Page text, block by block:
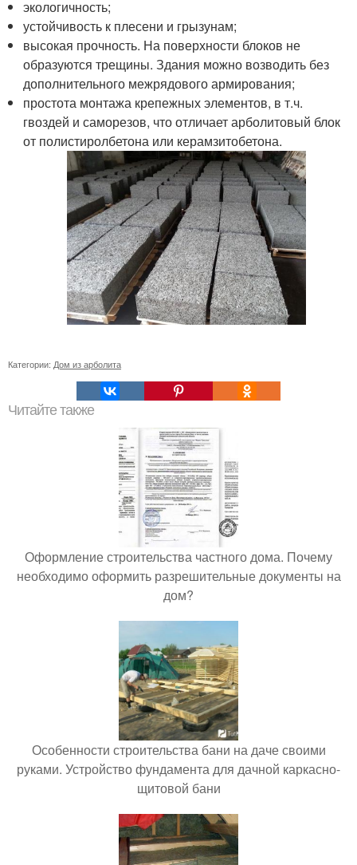
экологичность;
устойчивость к плесени и грызунам;
высокая прочность. На поверхности блоков не
образуются трещины. Здания можно возводить без
дополнительного межрядового армирования;
простота монтажа крепежных элементов, в т.ч.
гвоздей и саморезов, что отличает арболитовый блок
от полистиролбетона или керамзитобетона.
Категории: Дом из арболита
Читайте также
Оформление строительства частного дома. Почему
необходимо оформить разрешительные документы на
дом?
Особенности строительства бани на даче своими
руками. Устройство фундамента для дачной каркасно-
щитовой бани